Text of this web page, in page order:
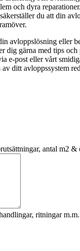
och dyra
du att din
avloppslösning eller
dig gärna med tips
e-post eller vårt
ditt avloppssystem
antal m2 &
ritningar m.m.